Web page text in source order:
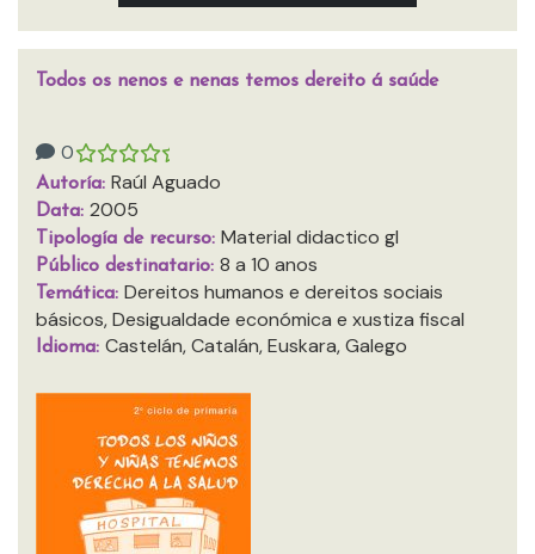
Todos os nenos e nenas temos dereito á saúde
0
Autoría: Raúl Aguado
Data: 2005
Tipología de recurso: Material didactico gl
Público destinatario: 8 a 10 anos
Temática: Dereitos humanos e dereitos sociais
básicos, Desigualdade económica e xustiza fiscal
Idioma: Castelán, Catalán, Euskara, Galego